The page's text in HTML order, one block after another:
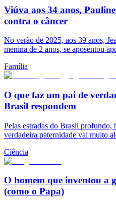
Viúva aos 34 anos,
contra o câncer
No verão de 2025, aos 39 anos,
menina de 2 anos, se aposentou
Família
O que faz um pai de
Brasil respondem
Pelas estradas do Brasil profundo,
verdadeira paternidade vai muito
Ciência
O homem que inventou a
(como o Papa)